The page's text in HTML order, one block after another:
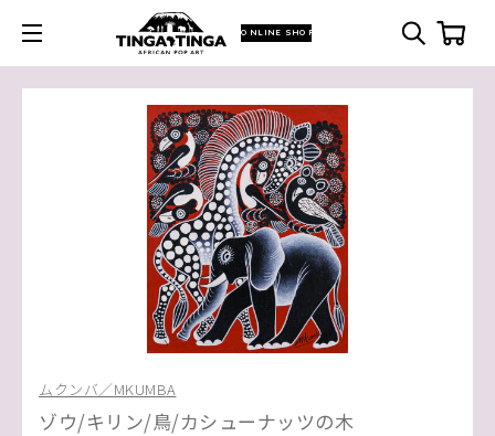
ONLINE SHOP
ムクンバ／MKUMBA
ゾウ/キリン/鳥/カシューナッツの木